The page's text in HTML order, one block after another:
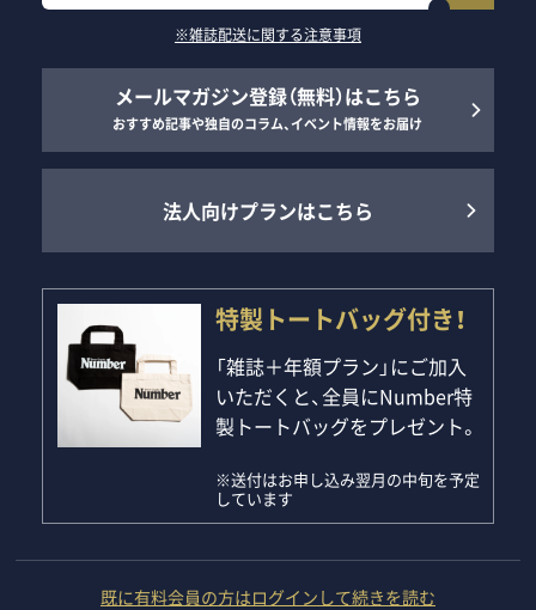
※雑誌配送に関する注意事項
メールマガジン登録（無料）はこちら
おすすめ記事や独自のコラム、イベント情報をお届け
法人向けプランはこちら
特製トートバッグ付き！
「雑誌＋年額プラン」にご加入
いただくと、全員にNumber特
製トートバッグをプレゼント。
※送付はお申し込み翌月の中旬を予定
しています
既に有料会員の方はログインして続きを読む